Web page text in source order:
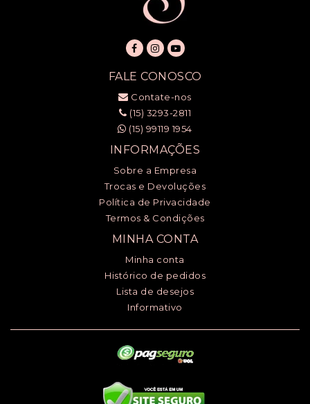
FALE CONOSCO
Contate-nos
(15) 3293-2811
(15) 99119 1954
INFORMAÇÕES
Sobre a Empresa
Trocas e Devoluções
Política de Privacidade
Termos & Condições
MINHA CONTA
Minha conta
Histórico de pedidos
Lista de desejos
Informativo